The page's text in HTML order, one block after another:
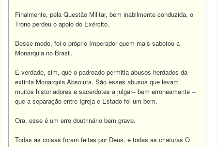
Finalmente, pela Questão Militar, bem inabilmente conduzida, o
Trono perdeu o apoio do Exército.
Desse modo, foi o próprio Imperador quem mais sabotou a
Monarquia no Brasil.
É verdade, sim, que o padroado permitia abusos herdados da
extinta Monarquia Absoluta. São esses abusos que levam
muitos historiadores e sacerdotes a julgar-- bem erroneamente --
que a separação entre Igreja e Estado foi um bem.
Ora, esse é um erro doutrinário bem grave.
Todas as coisas foram feitas por Deus, e todas as criaturas O